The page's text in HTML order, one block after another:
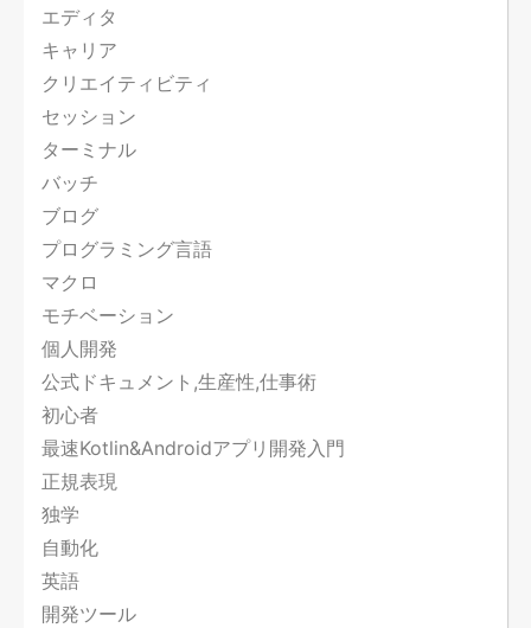
エディタ
キャリア
クリエイティビティ
セッション
ターミナル
バッチ
ブログ
プログラミング言語
マクロ
モチベーション
個人開発
公式ドキュメント,生産性,仕事術
初心者
最速Kotlin&Androidアプリ開発入門
正規表現
独学
自動化
英語
開発ツール